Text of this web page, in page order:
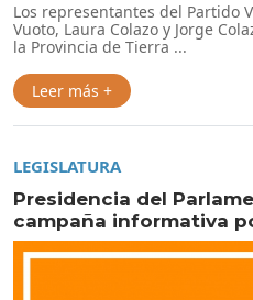
Los representantes del Partido
Vuoto, Laura Colazo y Jorge
la Provincia de Tierra ...
Leer más +
LEGISLATURA
Presidencia del
campaña informativa